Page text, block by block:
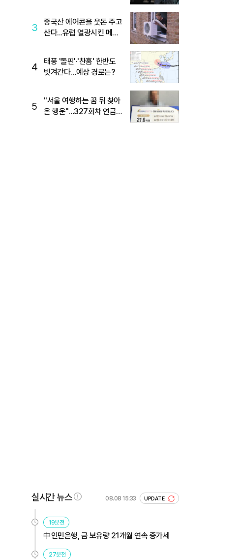
3
중국산 에어콘을 웃돈 주고
산다...유럽 열광시킨 메이
4
태풍 '돌핀'·'찬홈' 한반도
빗겨간다…예상 경로는?
5
"서울 여행하는 꿈 뒤 찾아
온 행운"…327회차 연금
실시간 뉴스 08.08 15:33 UPDATE
19분전
中인민은행, 금 보유량 21개월 연속 증가세
27분전